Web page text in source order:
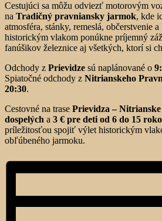
Cestujúci sa môžu odviezť motorovým
na Tradičný pravniansky jarmok, kde
atmosféra, stánky, remeslá, občerstvenie
historickým vlakom ponúkne príjemný
fanúšikov železnice aj všetkých, ktorí si
Odchody z Prievidze sú naplánované o
Spiatočné odchody z Nitrianskeho
20:30.
Cestovné na trase Prievidza –
dospelých a 3 € pre deti od 6 do 15
príležitosťou spojiť výlet historickým
obľúbeného jarmoku.